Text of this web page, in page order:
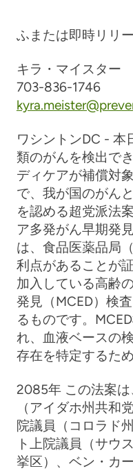
ふまたは即時リリ
キラ・マイスター
703-836-1746
ワシントンDC - 本
類のがんを検出で
ディケアが補償対
で、我が国のがん
を認める超党派法
ア多発がん早期発
は、食品医薬品局
利点があることが
加入している高齢
発見（MCED）検
るものです。
れ、血液ベースの
存在を特定するた
2085年この法案は
（アイダホ州共和
院議員（コロラド
ト上院議員（サウ
挙区）、ベン・カ